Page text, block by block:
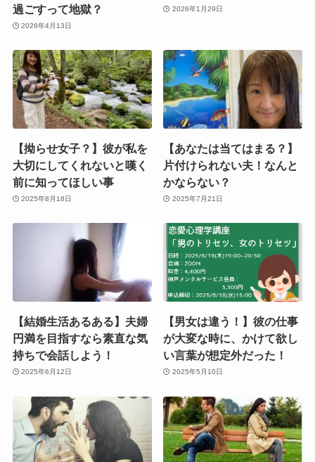
過ごすって地獄？
2026年4月13日
2026年1月29日
【拗らせ女子？】彼が私を
大切にしてくれないと嘆く
前に知ってほしい事
2025年8月18日
【あなたは当てはまる？】
片付けられない夫！なんと
かならない？
2025年7月21日
【結婚生活あるある】夫婦
円満を目指すなら素直な気
持ちで会話しよう！
2025年6月12日
【男女は違う！】彼の仕事
が大変な時に、かけて欲し
い言葉が想定外だった！
2025年5月10日